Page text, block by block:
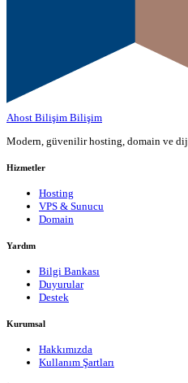
Ahost Bilişim Bilişim
Modern, güvenilir hosting, domain ve
Hizmetler
Hosting
VPS & Sunucu
Domain
Yardım
Bilgi Bankası
Duyurular
Destek
Kurumsal
Hakkımızda
Kullanım Şartları